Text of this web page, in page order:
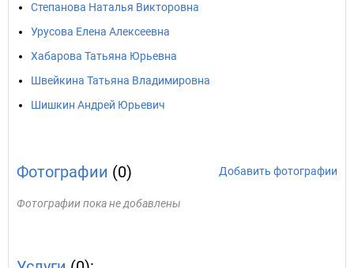
Степанова Наталья Викторовна
Урусова Елена Алексеевна
Хабарова Татьяна Юрьевна
Швейкина Татьяна Владимировна
Шишкин Андрей Юрьевич
Фотографии (0) Добавить фотографии
Фотографии пока не добавлены